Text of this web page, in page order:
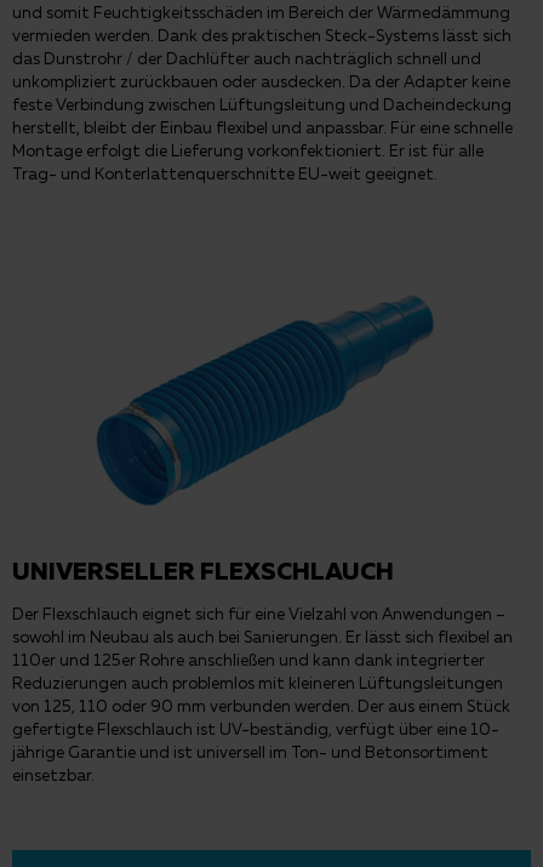
und somit Feuchtigkeitsschäden im Bereich der Wärmedämmung
vermieden werden. Dank des praktischen Steck-Systems lässt sich
das Dunstrohr / der Dachlüfter auch nachträglich schnell und
unkompliziert zurückbauen oder ausdecken. Da der Adapter keine
feste Verbindung zwischen Lüftungsleitung und Dacheindeckung
herstellt, bleibt der Einbau flexibel und anpassbar. Für eine schnelle
Montage erfolgt die Lieferung vorkonfektioniert. Er ist für alle
Trag- und Konterlattenquerschnitte EU-weit geeignet.
UNIVERSELLER FLEXSCHLAUCH
Der Flexschlauch eignet sich für eine Vielzahl von Anwendungen –
sowohl im Neubau als auch bei Sanierungen. Er lässt sich flexibel an
110er und 125er Rohre anschließen und kann dank integrierter
Reduzierungen auch problemlos mit kleineren Lüftungsleitungen
von 125, 110 oder 90 mm verbunden werden. Der aus einem Stück
gefertigte Flexschlauch ist UV-beständig, verfügt über eine 10-
jährige Garantie und ist universell im Ton- und Betonsortiment
einsetzbar.